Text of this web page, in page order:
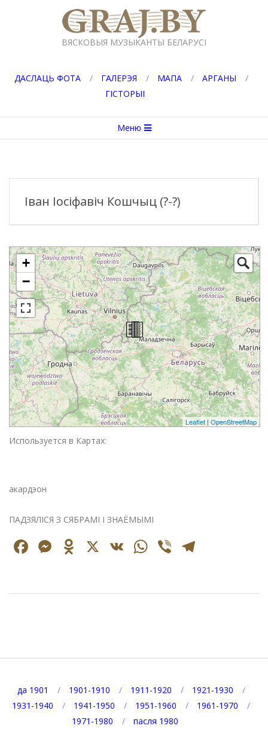
GRAJ.BY
ВЯСКОВЫЯ МУЗЫКАНТЫ БЕЛАРУСІ
ДАСЛАЦЬ ФОТА ГАЛЕРЭЯ МАПА
АРГАНЫ
ГІСТОРЫІ
меню
Меню
Іван Іосіфавіч Кошчыц (?-?)
+
−
Leaflet | OpenStreetMap
Используется в Картах:
акардэон
ПАДЗЯЛІСЯ З СЯБРАМІ І ЗНАЁМЫМІ
Facebook
Messenger
Odnoklassniki
X VK WhatsApp
Viber
да 1901 1901-1910 1911-1920
1921-1930
1931-1940
1941-1950 1951-1960
1961-1970
1971-1980
пасля 1980